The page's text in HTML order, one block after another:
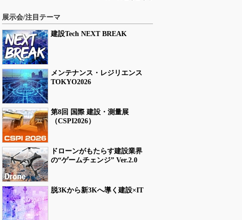
展示会/注目テーマ
建設Tech NEXT BREAK
メンテナンス・レジリエンス
TOKYO2026
第8回 国際 建設・測量展
（CSPI2026）
ドローンがもたらす建設業界
の“ゲームチェンジ” Ver.2.0
脱3Kから新3Kへ導く建設×IT